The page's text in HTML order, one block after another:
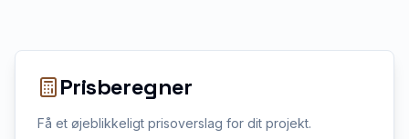
Prisberegner
Få et øjeblikkeligt prisoverslag for dit projekt.